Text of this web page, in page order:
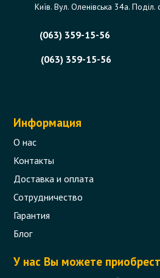
Київ. Вул. Оленівська 34а.
(063) 359-15-56
(063) 359-15-56
Информация
О нас
Контакты
Доставка и оплата
Сотрудничество
Гарантия
Блог
У нас Вы можете